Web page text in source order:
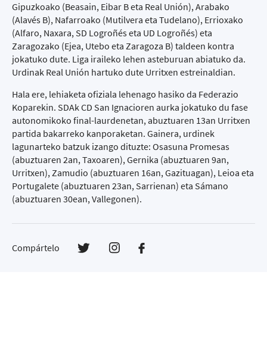
Gipuzkoako (Beasain, Eibar B eta Real Unión), Arabako
(Alavés B), Nafarroako (Mutilvera eta Tudelano), Errioxako
(Alfaro, Naxara, SD Logroñés eta UD Logroñés) eta
Zaragozako (Ejea, Utebo eta Zaragoza B) taldeen kontra
jokatuko dute. Liga iraileko lehen asteburuan abiatuko da.
Urdinak Real Unión hartuko dute Urritxen estreinaldian.
Hala ere, lehiaketa ofiziala lehenago hasiko da Federazio
Koparekin. SDAk CD San Ignacioren aurka jokatuko du fase
autonomikoko final-laurdenetan, abuztuaren 13an Urritxen
partida bakarreko kanporaketan. Gainera, urdinek
lagunarteko batzuk izango dituzte: Osasuna Promesas
(abuztuaren 2an, Taxoaren), Gernika (abuztuaren 9an,
Urritxen), Zamudio (abuztuaren 16an, Gazituagan), Leioa eta
Portugalete (abuztuaren 23an, Sarrienan) eta Sámano
(abuztuaren 30ean, Vallegonen).
Compártelo